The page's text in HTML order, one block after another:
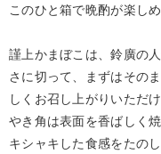
このひと箱で晩酌が楽し
謹上かまぼこは、鈴廣の
さに切って、まずはその
しくお召し上がりいただけ
やき角は表面を香ばしく
キシャキした食感をたのし